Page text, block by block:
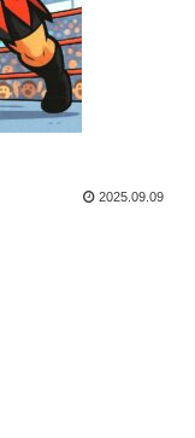
2025.09.09